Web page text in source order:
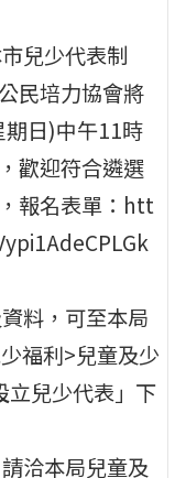
兒少代表制
民培力協會將
日)中午11時
歡迎符合遴選
報名表單：htt
料，可至本局
福利>兒童及少
立兒少代表」下
洽本局兒童及